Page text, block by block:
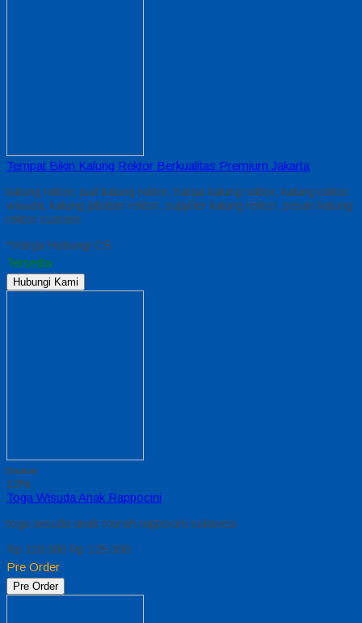
Tempat Bikin Kalung Rektor Berkualitas Premium Jakarta
kalung rektor, jual kalung rektor, harga kalung rektor, kalung rektor
wisuda, kalung jabatan rektor, supplier kalung rektor, pesan kalung
rektor custom
*Harga Hubungi CS
Tersedia
Hubungi Kami
Diskon
12%
Toga Wisuda Anak Rappocini
toga wisuda anak murah rappocini sulawesi
Rp 110.000 Rp 125.000
Pre Order
Pre Order